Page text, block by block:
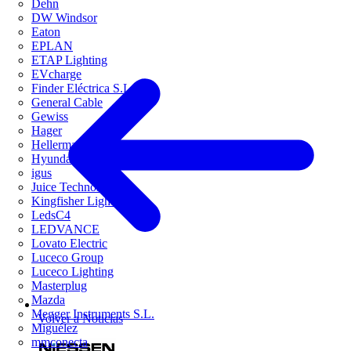
Dehn
DW Windsor
Eaton
EPLAN
ETAP Lighting
EVcharge
Finder Eléctrica S.L.U
General Cable
Gewiss
Hager
HellermannTyton
Hyundai Electric
igus
Juice Technology
Kingfisher Lighting
LedsC4
LEDVANCE
Lovato Electric
Luceco Group
Luceco Lighting
Masterplug
Mazda
Megger Instruments S.L.
Miguélez
mmconecta
Volver a Noticias